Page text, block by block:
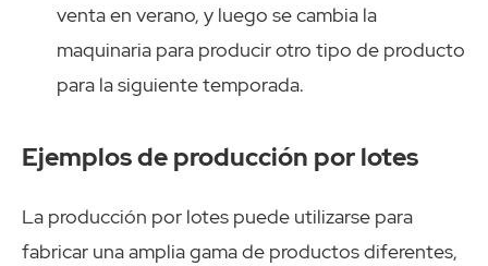
venta en verano, y luego se cambia la
maquinaria para producir otro tipo de producto
para la siguiente temporada.
Ejemplos de producción por lotes
La producción por lotes puede utilizarse para
fabricar una amplia gama de productos diferentes,